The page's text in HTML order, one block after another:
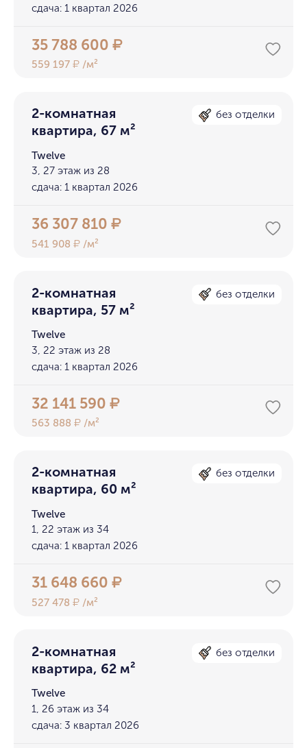
сдача: 1 квартал 2026
35 788 600₽
559 197₽ /м²
2-комнатная
квартира, 67 м²
без отделки
Twelve
3, 27 этаж из 28
сдача: 1 квартал 2026
36 307 810₽
541 908₽ /м²
2-комнатная
квартира, 57 м²
без отделки
Twelve
3, 22 этаж из 28
сдача: 1 квартал 2026
32 141 590₽
563 888₽ /м²
2-комнатная
квартира, 60 м²
без отделки
Twelve
1, 22 этаж из 34
сдача: 1 квартал 2026
31 648 660₽
527 478₽ /м²
2-комнатная
квартира, 62 м²
без отделки
Twelve
1, 26 этаж из 34
сдача: 3 квартал 2026